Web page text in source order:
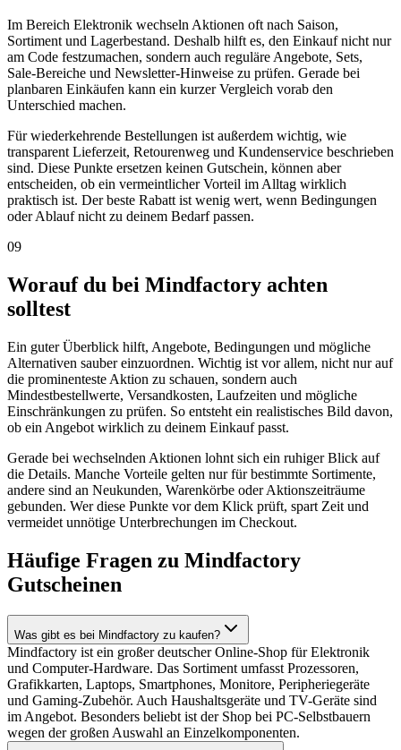
Im Bereich Elektronik wechseln Aktionen oft nach Saison,
Sortiment und Lagerbestand. Deshalb hilft es, den Einkauf nicht nur
am Code festzumachen, sondern auch reguläre Angebote, Sets,
Sale-Bereiche und Newsletter-Hinweise zu prüfen. Gerade bei
planbaren Einkäufen kann ein kurzer Vergleich vorab den
Unterschied machen.
Für wiederkehrende Bestellungen ist außerdem wichtig, wie
transparent Lieferzeit, Retourenweg und Kundenservice beschrieben
sind. Diese Punkte ersetzen keinen Gutschein, können aber
entscheiden, ob ein vermeintlicher Vorteil im Alltag wirklich
praktisch ist. Der beste Rabatt ist wenig wert, wenn Bedingungen
oder Ablauf nicht zu deinem Bedarf passen.
09
Worauf du bei Mindfactory achten
solltest
Ein guter Überblick hilft, Angebote, Bedingungen und mögliche
Alternativen sauber einzuordnen. Wichtig ist vor allem, nicht nur auf
die prominenteste Aktion zu schauen, sondern auch
Mindestbestellwerte, Versandkosten, Laufzeiten und mögliche
Einschränkungen zu prüfen. So entsteht ein realistisches Bild davon,
ob ein Angebot wirklich zu deinem Einkauf passt.
Gerade bei wechselnden Aktionen lohnt sich ein ruhiger Blick auf
die Details. Manche Vorteile gelten nur für bestimmte Sortimente,
andere sind an Neukunden, Warenkörbe oder Aktionszeiträume
gebunden. Wer diese Punkte vor dem Klick prüft, spart Zeit und
vermeidet unnötige Unterbrechungen im Checkout.
Häufige Fragen zu Mindfactory
Gutscheinen
Was gibt es bei Mindfactory zu kaufen?
Mindfactory ist ein großer deutscher Online-Shop für Elektronik
und Computer-Hardware. Das Sortiment umfasst Prozessoren,
Grafikkarten, Laptops, Smartphones, Monitore, Peripheriegeräte
und Gaming-Zubehör. Auch Haushaltsgeräte und TV-Geräte sind
im Angebot. Besonders beliebt ist der Shop bei PC-Selbstbauern
wegen der großen Auswahl an Einzelkomponenten.